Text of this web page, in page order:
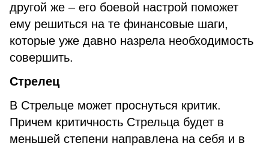
другой же – его боевой настрой поможет
ему решиться на те финансовые шаги,
которые уже давно назрела необходимость
совершить.
Стрелец
В Стрельце может проснуться критик.
Причем критичность Стрельца будет в
меньшей степени направлена на себя и в